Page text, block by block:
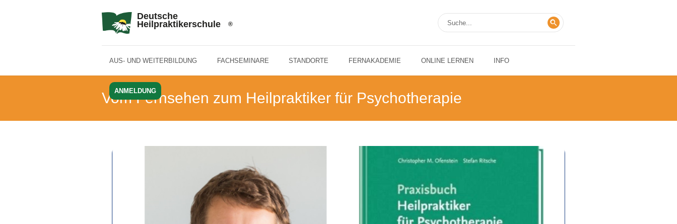
Deutsche
Heilpraktikerschule
AUS- UND WEITERBILDUNG FACHSEMINARE STANDORTE FERNAKADEMIE ONLINE LERNEN INFO
ANMELDUNG
Vom Fernsehen zum Heilpraktiker für Psychotherapie